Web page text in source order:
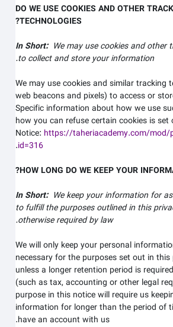
4. DO WE USE COOKIES AND OTHER
TECHNOLOGIES?
In Short:We may use cookies and
to collect and store your information.
We may use cookies and similar
web beacons and pixels) to access or
Specific information about how we use
how you can refuse certain cookies is
Notice:https://taheriacademy.com/
id=316
.
In Short:We keep your information for
to fulfill the purposes outlined in this
otherwise required by law.
We will only keep your personal
necessary for the purposes set out in
unless a longer retention period is
(such as tax, accounting or other legal
purpose in this notice will require us
information for longer thanthe period
have an account with us
.